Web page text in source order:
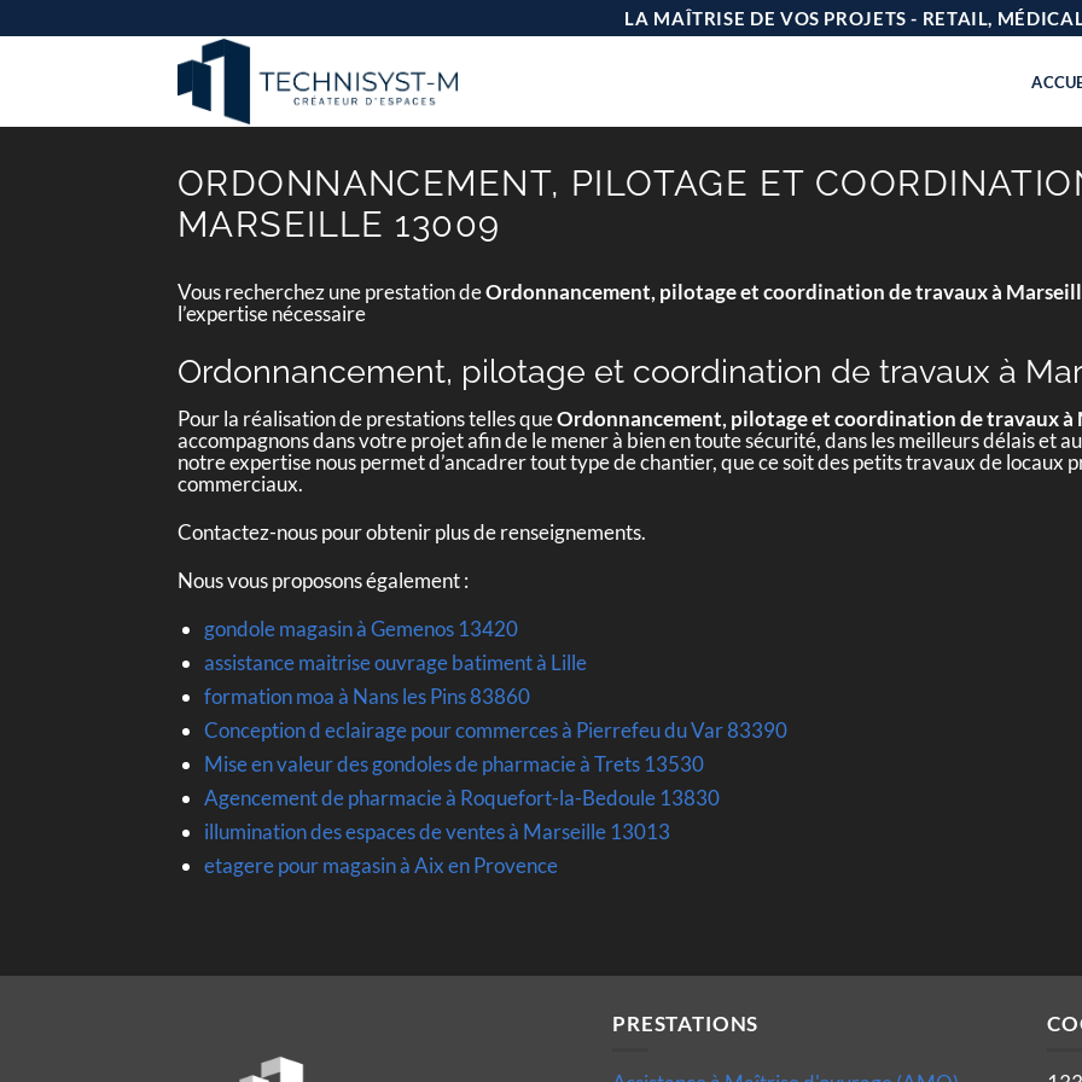
au
LA MAÎTRISE DE VOS PROJETS - RETAIL,
ORDONNANCEMENT, PILOTAGE ET
MARSEILLE 13009
Vous recherchez une prestation deOrdonnancement, pilotage et coordination de travaux à
l’expertise nécessaire
Ordonnancement, pilotage et coordination de travaux à
Pour la réalisation de prestations telles queOrdonnancement, pilotage et coordination de travaux à
accompagnons dans votre projet afin de le mener à bien en toute sécurité, dans les meilleurs délais et
notre expertise nous permet d’ancadrer tout type de chantier, que ce soit des petits travaux de locaux
commerciaux.
Contactez-nous pour obtenir plus de renseignements.
Nous vous proposons également :
gondole magasin à Gemenos 13420
assistance maitrise ouvrage batiment à Lille
formation moa à Nans les Pins 83860
Conception d eclairage pour commerces à Pierrefeu du Var 83390
Mise en valeur des gondoles de pharmacie à Trets 13530
Agencement de pharmacie à Roquefort-la-Bedoule 13830
illumination des espaces de ventes à Marseille 13013
etagere pour magasin à Aix en Provence
PRESTATIONS